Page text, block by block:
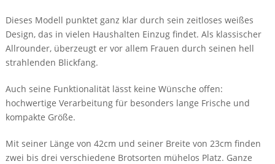
Dieses Modell punktet ganz klar durch sein zeitloses weißes
Design, das in vielen Haushalten Einzug findet. Als klassischer
Allrounder, überzeugt er vor allem Frauen durch seinen hell
strahlenden Blickfang.
Auch seine Funktionalität lässt keine Wünsche offen:
hochwertige Verarbeitung für besonders lange Frische und
kompakte Größe.
Mit seiner Länge von 42cm und seiner Breite von 23cm finden
zwei bis drei verschiedene Brotsorten mühelos Platz. Ganze